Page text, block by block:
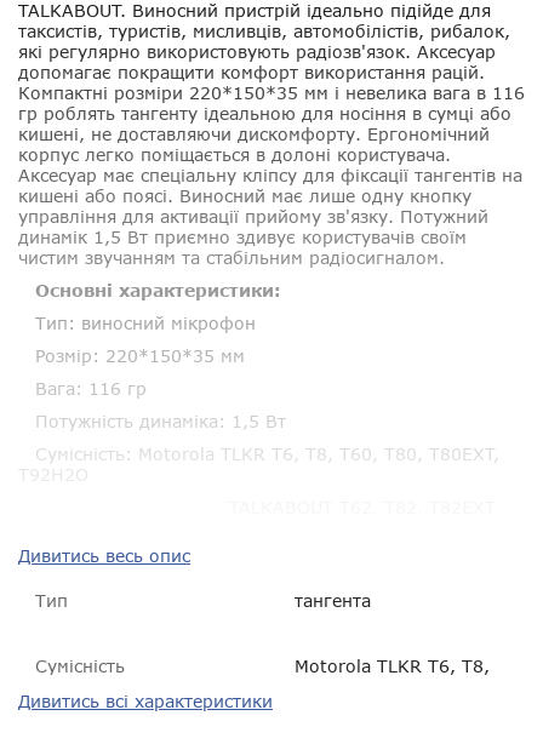
TALKABOUT. Виносний пристрій ідеально підійде для
таксистів, туристів, мисливців, автомобілістів, рибалок,
які регулярно використовують радіозв'язок. Аксесуар
допомагає покращити комфорт використання рацій.
Компактні розміри 220*150*35 мм і невелика вага в 116
гр роблять тангенту ідеальною для носіння в сумці або
кишені, не доставляючи дискомфорту. Ергономічний
корпус легко поміщається в долоні користувача.
Аксесуар має спеціальну кліпсу для фіксації тангентів на
кишені або поясі. Виносний має лише одну кнопку
управління для активації прийому зв'язку. Потужний
динамік 1,5 Вт приємно здивує користувачів своїм
чистим звучанням та стабільним радіосигналом.
Основні характеристики:
Тип: виносний мікрофон
Розмір: 220*150*35 мм
Вага: 116 гр
Потужність динаміка: 1,5 Вт
Сумісність: Motorola TLKR T6, T8, T60, T80, T80EXT,
T92H2O
Дивитись весь опис
Тип тангента
Сумісність
Motorola TLKR T6, T8,
Дивитись всі характеристики